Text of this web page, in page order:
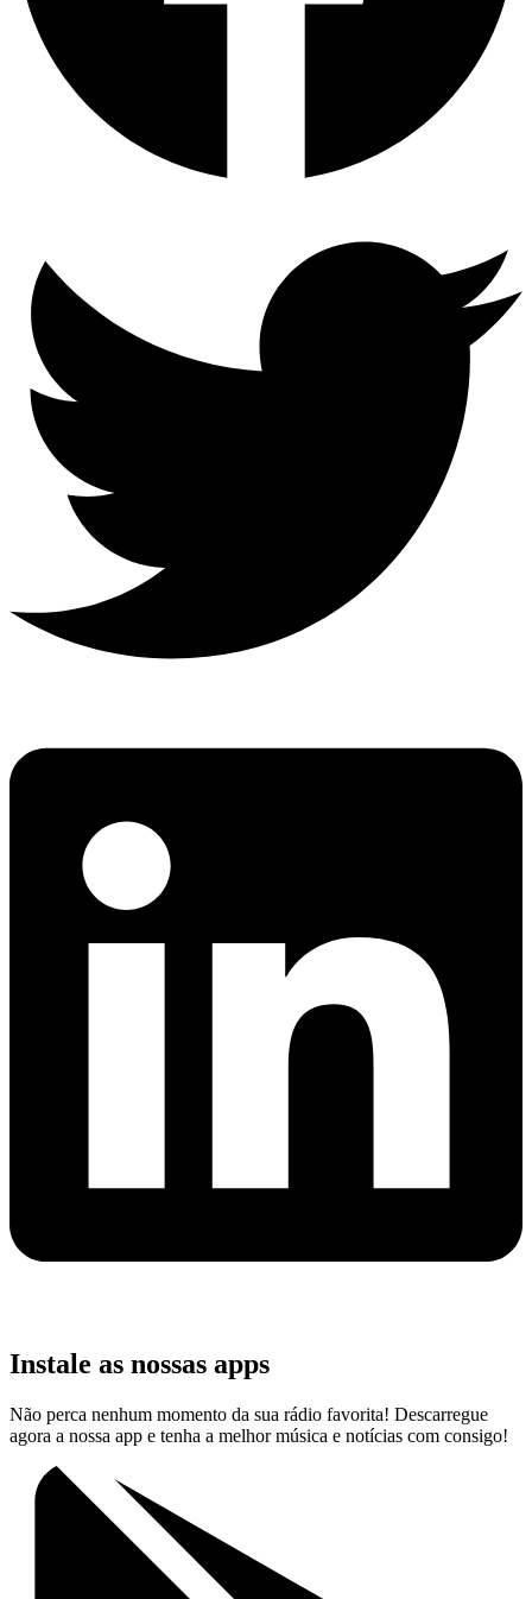
Instale as nossas apps
Não perca nenhum momento da sua rádio favorita! Descarregue
agora a nossa app e tenha a melhor música e notícias com consigo!